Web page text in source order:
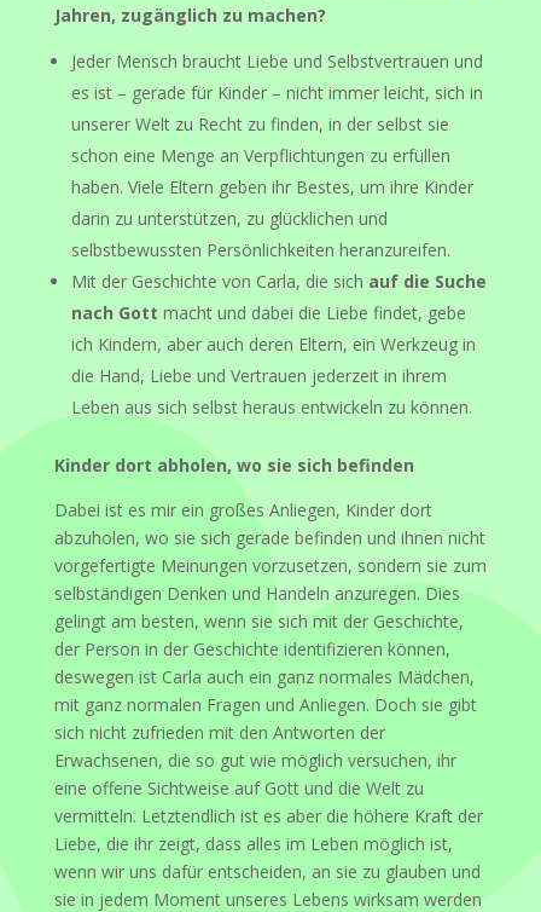
Jahren, zugänglich zu machen?
Jeder Mensch braucht Liebe und Selbstvertrauen und
es ist – gerade für Kinder – nicht immer leicht, sich in
unserer Welt zu Recht zu finden, in der selbst sie
schon eine Menge an Verpflichtungen zu erfüllen
haben. Viele Eltern geben ihr Bestes, um ihre Kinder
darin zu unterstützen, zu glücklichen und
selbstbewussten Persönlichkeiten heranzureifen.
Mit der Geschichte von Carla, die sich auf die Suche
nach Gott macht und dabei die Liebe findet, gebe
ich Kindern, aber auch deren Eltern, ein Werkzeug in
die Hand, Liebe und Vertrauen jederzeit in ihrem
Leben aus sich selbst heraus entwickeln zu können.
Kinder dort abholen, wo sie sich befinden
Dabei ist es mir ein großes Anliegen, Kinder dort
abzuholen, wo sie sich gerade befinden und ihnen nicht
vorgefertigte Meinungen vorzusetzen, sondern sie zum
selbständigen Denken und Handeln anzuregen. Dies
gelingt am besten, wenn sie sich mit der Geschichte,
der Person in der Geschichte identifizieren können,
deswegen ist Carla auch ein ganz normales Mädchen,
mit ganz normalen Fragen und Anliegen. Doch sie gibt
sich nicht zufrieden mit den Antworten der
Erwachsenen, die so gut wie möglich versuchen, ihr
eine offene Sichtweise auf Gott und die Welt zu
vermitteln. Letztendlich ist es aber die höhere Kraft der
Liebe, die ihr zeigt, dass alles im Leben möglich ist,
wenn wir uns dafür entscheiden, an sie zu glauben und
sie in jedem Moment unseres Lebens wirksam werden